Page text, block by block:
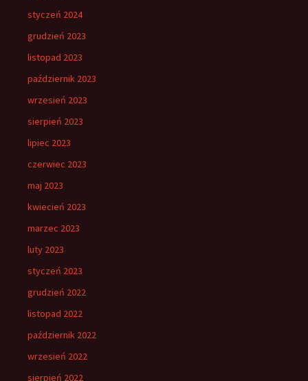
styczeń 2024
grudzień 2023
listopad 2023
październik 2023
wrzesień 2023
sierpień 2023
lipiec 2023
czerwiec 2023
maj 2023
kwiecień 2023
marzec 2023
luty 2023
styczeń 2023
grudzień 2022
listopad 2022
październik 2022
wrzesień 2022
sierpień 2022